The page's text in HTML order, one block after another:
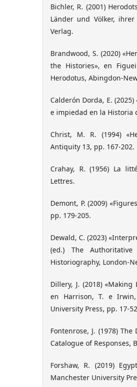
Bichler, R. (2001)
Länder und Völker,
Verlag.
Brandwood, S. (2020)
the Histories», en
Herodotus, Abingdon-
Calderón Dorda, E.
e impiedad en la Historia
Christ, M. R. (1994)
Antiquity 13, pp. 167-202.
Crahay, R. (1956) La
Lettres.
Demont, P. (2009)
pp. 179-205.
Dewald, C. (2023)
(ed.) The
Historiography, London-
Dillery, J. (2018)
en Harrison, T. e
University Press, pp. 17-
Fontenrose, J. (1978)
Catalogue of Responses,
Forshaw, R. (2019)
Manchester University